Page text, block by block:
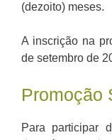
(dezoito) meses.
A inscrição na
de setembro de
Promoção
Para participar